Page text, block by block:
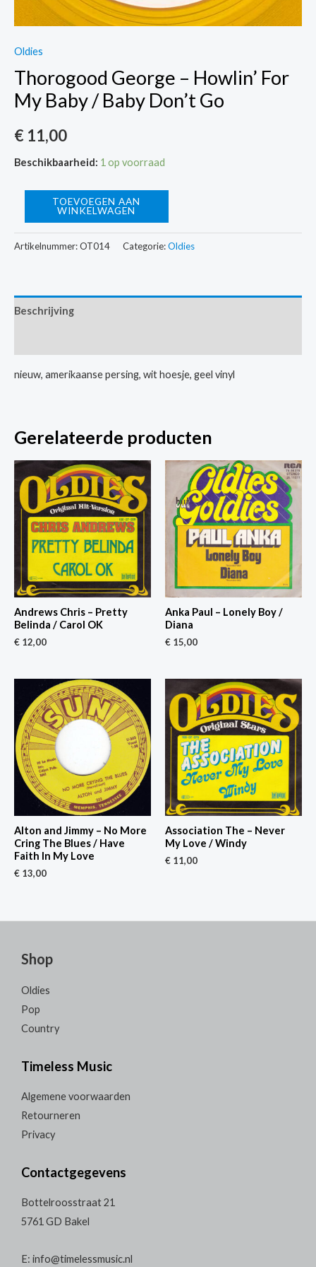
Oldies
Thorogood George – Howlin’ For
My Baby / Baby Don’t Go
€ 11,00
Beschikbaarheid: 1 op voorraad
Thorogood
-
My
Baby
Don't
TOEVOEGEN AAN
WINKELWAGEN
Artikelnummer:OT014 Categorie:Oldies
Beschrijving
nieuw, amerikaanse persing, wit hoesje, geel vinyl
Gerelateerde producten
Andrews Chris – Pretty
Belinda / Carol OK
€ 12,00
Anka Paul – Lonely Boy /
Diana
€ 15,00
Alton and Jimmy – No More
Cring The Blues / Have
Faith In My Love
€ 13,00
Association The – Never
My Love / Windy
€ 11,00
Shop
Oldies
Pop
Country
Timeless Music
Algemene voorwaarden
Retourneren
Privacy
Contactgegevens
Bottelroosstraat 21
5761 GD Bakel
E: info@timelessmusic.nl